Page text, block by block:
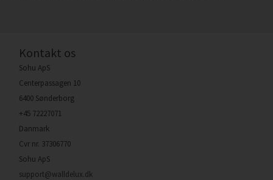
Kontakt os
Sohu ApS
Centerpassagen 10
6400 Sønderborg
+45 72227071
Danmark
Cvr nr. 37306770
Sohu ApS
support@walldelux.dk